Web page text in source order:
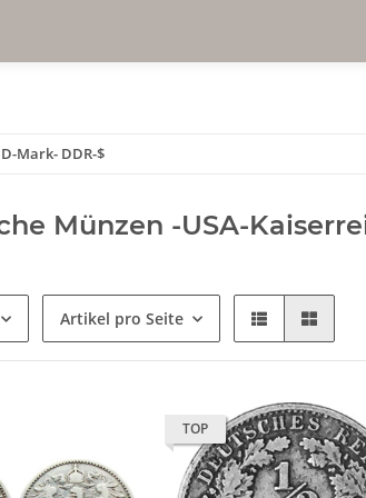
Mark- DDR-$
Münzen -USA-
Artikel pro Seite
TOP